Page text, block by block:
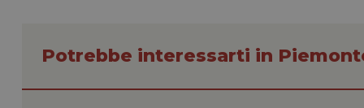
Potrebbe interessarti in